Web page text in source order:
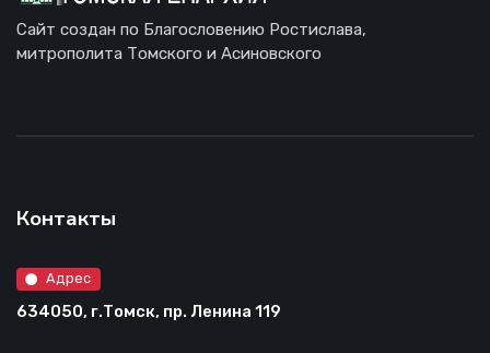
Сайт создан по Благословению Ростислава,
митрополита Томского и Асиновского
Контакты
Адрес
634050, г.Томск, пр. Ленина 119